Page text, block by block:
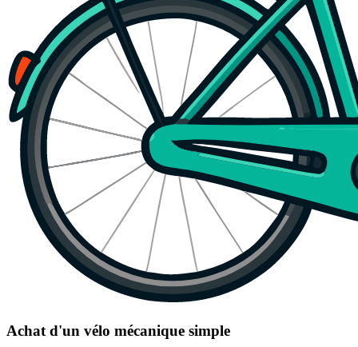
Achat d'un vélo mécanique simple